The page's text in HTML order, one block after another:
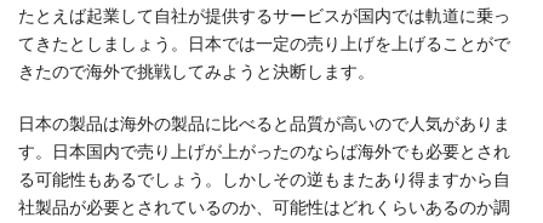
たとえば起業して自社が提供するサービスが国内では軌道に乗っ
てきたとしましょう。日本では一定の売り上げを上げることがで
きたので海外で挑戦してみようと決断します。
日本の製品は海外の製品に比べると品質が高いので人気がありま
す。日本国内で売り上げが上がったのならば海外でも必要とされ
る可能性もあるでしょう。しかしその逆もまたあり得ますから自
社製品が必要とされているのか、可能性はどれくらいあるのか調